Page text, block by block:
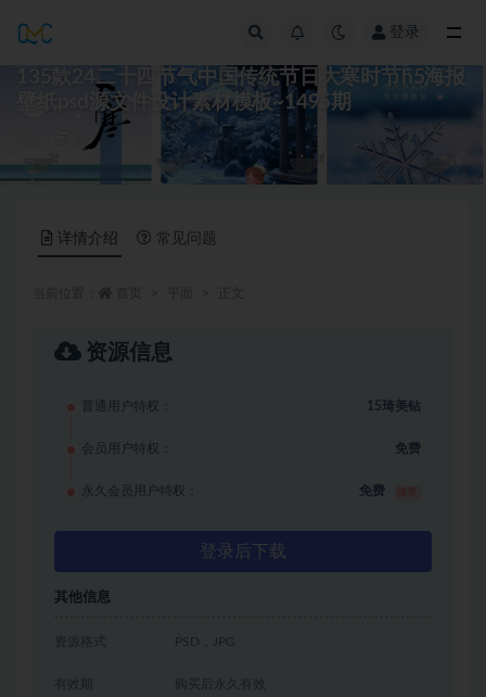
登录
135款24二十四节气中国传统节日大寒时节h5海报
壁纸psd源文件设计素材模板~1495期
详情介绍 常见问题
资源信息
普通用户特权： 15琦美钻
会员用户特权： 免费
永久会员用户特权： 免费
登录后下载
其他信息
资源格式 PSD，JPG
有效期 购买后永久有效